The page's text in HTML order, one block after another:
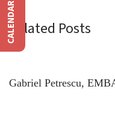
Related Posts
Gabriel Petrescu,
CALENDAR